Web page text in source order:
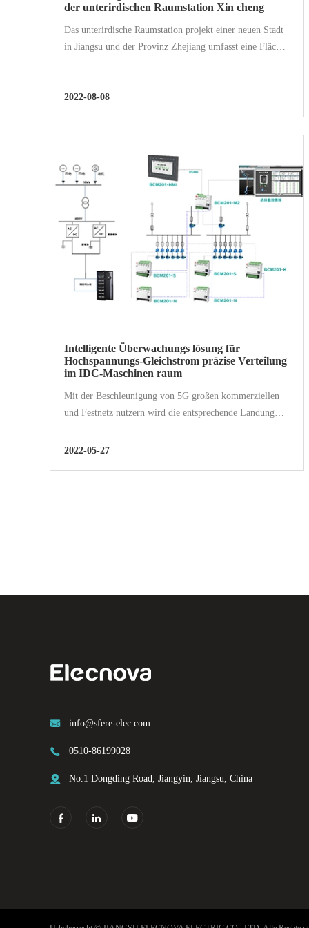
der unterirdischen Raumstation Xin cheng
Das unterirdische Raumstation projekt einer neuen Stadt
in Jiangsu und der Provinz Zhejiang umfasst eine Fläche
Unterstützung...
2022-08-08
Intelligente Überwachungs lösung für
Hochspannungs-Gleichstrom präzise Verteilung
im IDC-Maschinen raum
Mit der Beschleunigung von 5G großen kommerziellen
und Festnetz nutzern wird die entsprechende Landung
exponentiellen Anstieg der Art und Menge von...
2022-05-27
 info@sfere-elec.com
 0510-86199028
 No.1 Dongding Road, Jiangyin, Jiangsu, China
  